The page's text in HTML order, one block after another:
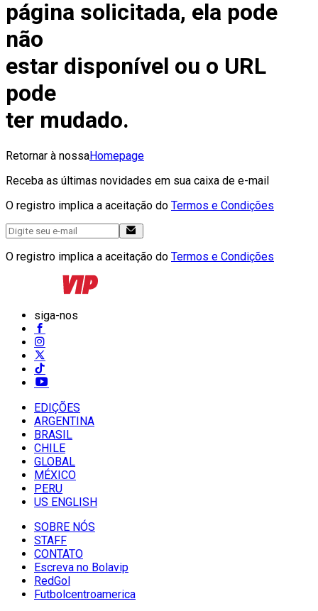
página solicitada, ela pode
não
estar disponível ou o URL
pode
ter mudado.
Retornar à nossaHomepage
Receba as últimas novidades em sua caixa de e-mail
O registro implica a aceitação do Termos e Condições
O registro implica a aceitação do Termos e Condições
siga-nos
EDIÇÕES
ARGENTINA
BRASIL
CHILE
GLOBAL
MÉXICO
PERU
US ENGLISH
SOBRE NÓS
STAFF
CONTATO
Escreva no Bolavip
RedGol
Futbolcentroamerica